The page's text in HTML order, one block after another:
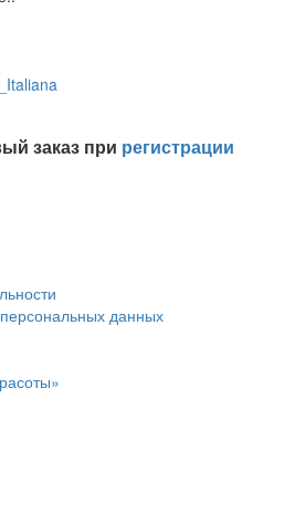
заказ при регистрации
данных